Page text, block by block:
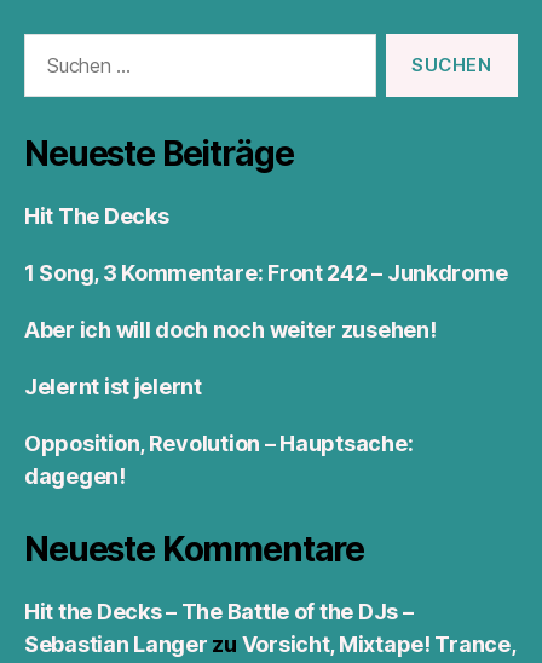
nach:
Neueste Beiträge
Hit The Decks
1 Song, 3 Kommentare: Front 242 – Junkdrome
Aber ich will doch noch weiter zusehen!
Jelernt ist jelernt
Opposition, Revolution – Hauptsache:
dagegen!
Neueste Kommentare
Hit the Decks – The Battle of the DJs –
Sebastian Langer zu Vorsicht, Mixtape! Trance,